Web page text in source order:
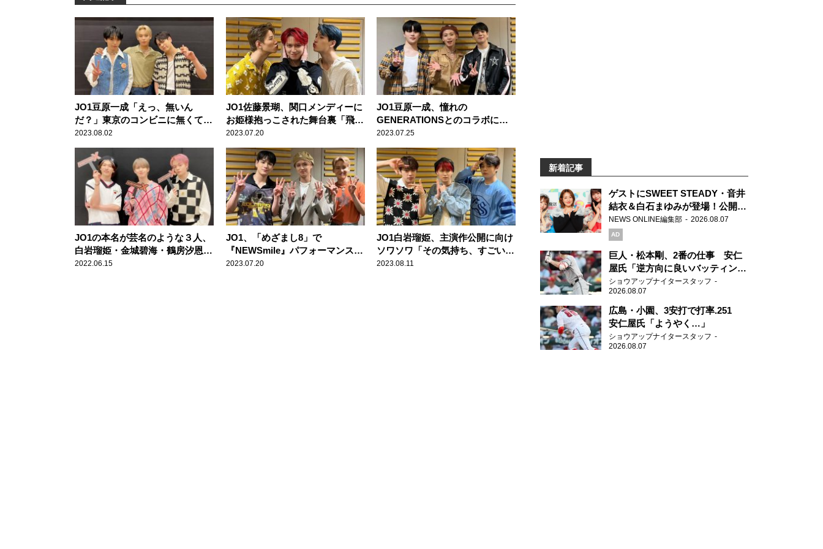
JO1豆原一成「えっ、無いん
だ？」東京のコンビニに無くて驚
いたもの
2023.08.02
JO1佐藤景瑚、関口メンディーに
お姫様抱っこされた舞台裏「飛ん
だら、ガッ！ って持たれて」
2023.07.20
JO1豆原一成、憧れの
GENERATIONSとのコラボに感
激「僕、ホンマに好きなんです
よ！」
2023.07.25
JO1の本名が芸名のような３人、
白岩瑠姫・金城碧海・鶴房汐恩
友人にも「『本名は？』って聞か
2022.06.15
JO1、「めざまし8」で
『NEWSmile』パフォーマンス
「谷原さんが『良かったよ』」っ
2023.07.20
JO1白岩瑠姫、主演作公開に向け
ソワソワ「その気持ち、すごい分
かる。今、僕のターンだから」
2023.08.11
新着記事
ゲストにSWEET STEADY・音井
結衣＆白石まゆみが登場！公開収
録で素顔全開！
NEWS ONLINE編集部 2026.08.07
AD
巨人・松本剛、2番の仕事 安仁
屋氏「逆方向に良いバッティン
グ」
ショウアップナイタースタッフ
2026.08.07
広島・小園、3安打で打率.251
安仁屋氏「ようやく…」
ショウアップナイタースタッフ
2026.08.07